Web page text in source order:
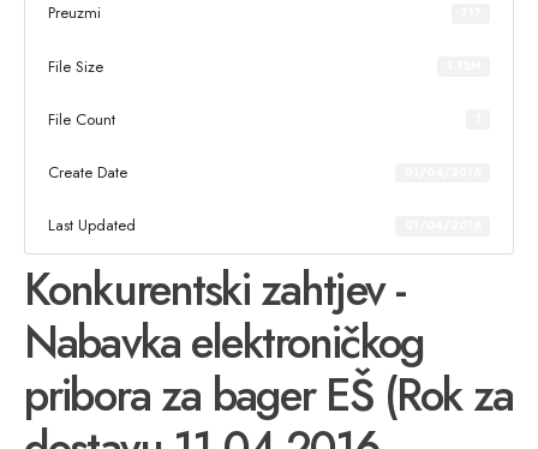
Preuzmi
File Size
File Count
Create Date
Last Updated
Konkurentski zahtjev -
Nabavka elektroničkog
pribora za bager EŠ (Rok za